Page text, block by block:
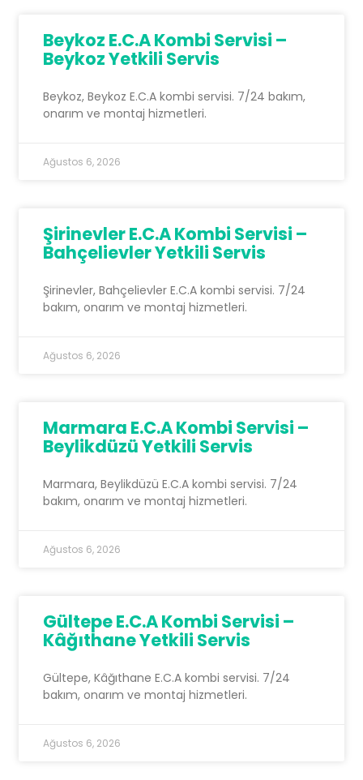
Beykoz E.C.A Kombi Servisi –
Beykoz Yetkili Servis
Beykoz, Beykoz E.C.A kombi servisi. 7/24 bakım,
onarım ve montaj hizmetleri.
Ağustos 6, 2026
Şirinevler E.C.A Kombi Servisi –
Bahçelievler Yetkili Servis
Şirinevler, Bahçelievler E.C.A kombi servisi. 7/24
bakım, onarım ve montaj hizmetleri.
Ağustos 6, 2026
Marmara E.C.A Kombi Servisi –
Beylikdüzü Yetkili Servis
Marmara, Beylikdüzü E.C.A kombi servisi. 7/24
bakım, onarım ve montaj hizmetleri.
Ağustos 6, 2026
Gültepe E.C.A Kombi Servisi –
Kâğıthane Yetkili Servis
Gültepe, Kâğıthane E.C.A kombi servisi. 7/24
bakım, onarım ve montaj hizmetleri.
Ağustos 6, 2026